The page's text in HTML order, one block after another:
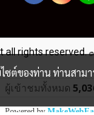
all rights reserved.@
ผู้เข้าชมวันนี้
Powered by
ต์ของท่าน ท่านสาม